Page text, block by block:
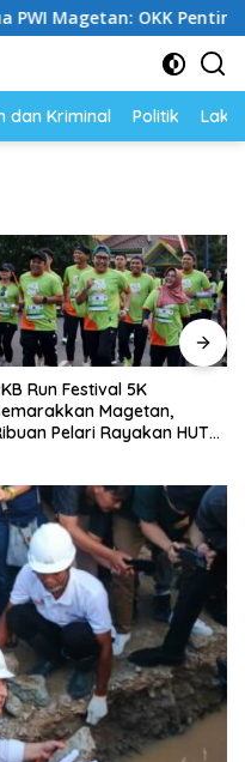
OKK Penting
dan Kriminal Politik
Magetan Satukan
Sanggar Lewat
Bersama, Suhardi: Ini